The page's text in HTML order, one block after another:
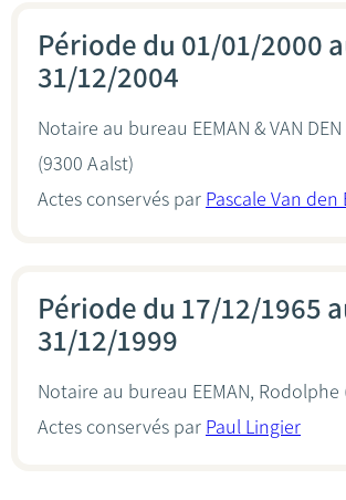
Période du 01/01/2000
31/12/2004
Notaire au bureau EEMAN & VAN
(9300 Aalst)
Actes conservés par Pascale Van den
Période du 17/12/1965
31/12/1999
Notaire au bureau EEMAN, Rodolphe
Actes conservés par Paul Lingier